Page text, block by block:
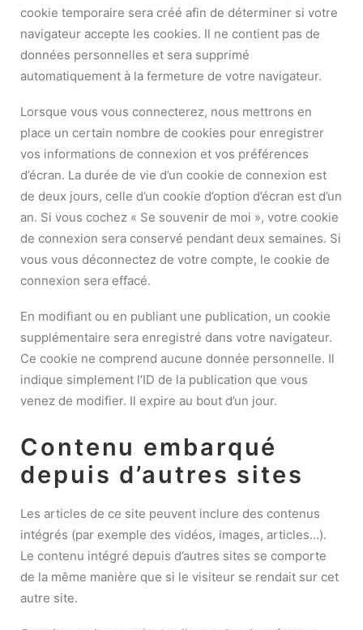
cookie temporaire sera créé afin de déterminer si votre
navigateur accepte les cookies. Il ne contient pas de
données personnelles et sera supprimé
automatiquement à la fermeture de votre navigateur.
Lorsque vous vous connecterez, nous mettrons en
place un certain nombre de cookies pour enregistrer
vos informations de connexion et vos préférences
d’écran. La durée de vie d’un cookie de connexion est
de deux jours, celle d’un cookie d’option d’écran est d’un
an. Si vous cochez « Se souvenir de moi », votre cookie
de connexion sera conservé pendant deux semaines. Si
vous vous déconnectez de votre compte, le cookie de
connexion sera effacé.
En modifiant ou en publiant une publication, un cookie
supplémentaire sera enregistré dans votre navigateur.
Ce cookie ne comprend aucune donnée personnelle. Il
indique simplement l’ID de la publication que vous
venez de modifier. Il expire au bout d’un jour.
Contenu embarqué
depuis d’autres sites
Les articles de ce site peuvent inclure des contenus
intégrés (par exemple des vidéos, images, articles…).
Le contenu intégré depuis d’autres sites se comporte
de la même manière que si le visiteur se rendait sur cet
autre site.